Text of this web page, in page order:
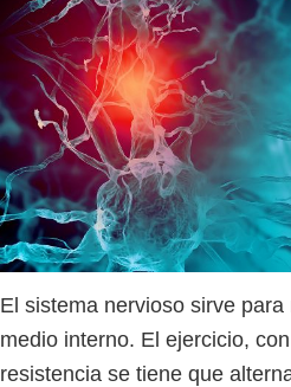
El sistema nervioso sirve
medio interno. El ejercicio,
resistencia se tiene que